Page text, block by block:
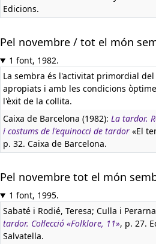
Edicions.
Pel novembre / tot el món
1 font, 1982.
La sembra és l'activitat primordial
apropiats i amb les condicions
l'èxit de la collita.
Caixa de Barcelona (1982): La tardor.
i costums de l'equinocci de tardor «El
p. 32. Caixa de Barcelona.
Pel novembre tot el món
1 font, 1995.
Sabaté i Rodié, Teresa; Culla i
tardor. Col·lecció «Folklore, 11», p. 27.
Salvatella.